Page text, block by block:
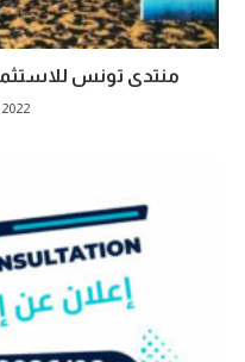
منتدى تونس للاستثمار يومي 23 و
2022 يونيو 25